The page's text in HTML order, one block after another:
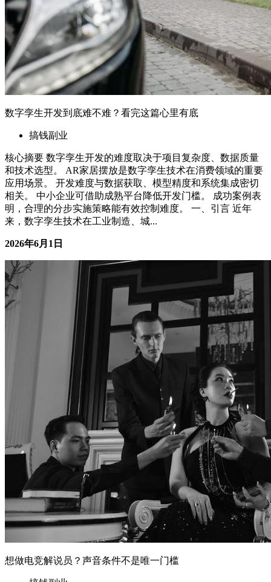
数字孪生开发到底难不难？看完这篇心里有底
搞钱副业
核心摘要 数字孪生开发的难度取决于项目复杂度、数据质量
和技术选型。 AR家居摆放是数字孪生技术在消费领域的重要
应用场景。 开发难度与数据获取、模型精度和系统集成密切
相关。 中小企业可借助成熟平台降低开发门槛。 成功案例表
明，合理的分步实施策略能有效控制难度。 一、引言 近年
2026年6月1日